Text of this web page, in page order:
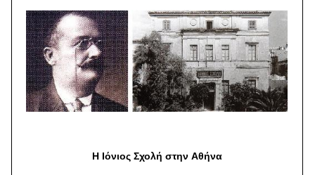
H Iόνιος Σχολή στην Aθήνα